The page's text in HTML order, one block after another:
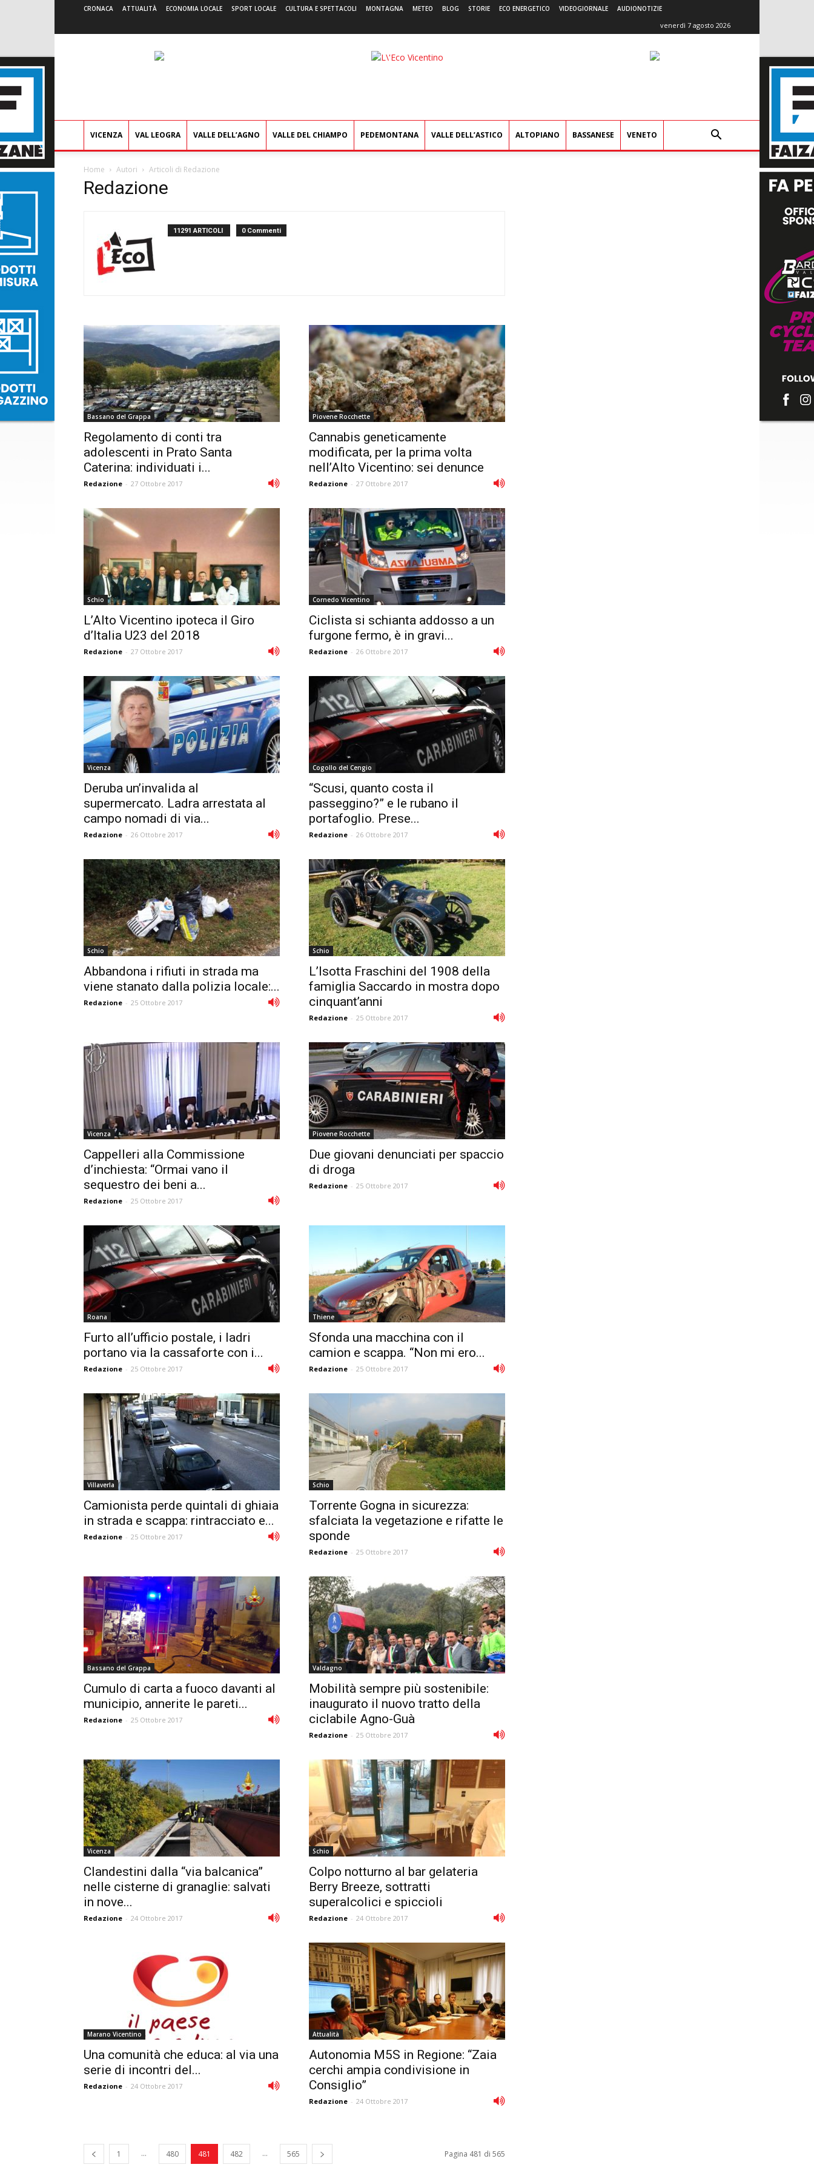
CRONACA ATTUALITÀ ECONOMIA LOCALE SPORT LOCALE CULTURA E SPETTACOLI MONTAGNA METEO BLOG STORIE ECO ENERGETICO VIDEOGIORNALE AUDIONOTIZIE
venerdì 7 agosto 2026
L'Eco
VICENZA VAL LEOGRA VALLE DELL’AGNO VALLE DEL CHIAMPO PEDEMONTANA VALLE DELL’ASTICO ALTOPIANO BASSANESE VENETO
Home Autori Articoli di Redazione
Redazione
11291 ARTICOLI 0 Commenti
Bassano del Grappa
Regolamento di conti tra
adolescenti in Prato Santa
Caterina: individuati i...
Redazione - 27 Ottobre 2017
Piovene Rocchette
Cannabis geneticamente
modificata, per la prima volta
nell’Alto Vicentino: sei denunce
Redazione - 27 Ottobre 2017
Schio
L’Alto Vicentino ipoteca il Giro
d’Italia U23 del 2018
Redazione - 27 Ottobre 2017
Cornedo Vicentino
Ciclista si schianta addosso a un
furgone fermo, è in gravi...
Redazione - 26 Ottobre 2017
Vicenza
Deruba un’invalida al
supermercato. Ladra arrestata al
campo nomadi di via...
Redazione - 26 Ottobre 2017
Cogollo del Cengio
“Scusi, quanto costa il
passeggino?” e le rubano il
portafoglio. Prese...
Redazione - 26 Ottobre 2017
Schio
Abbandona i rifiuti in strada ma
viene stanato dalla polizia locale:...
Redazione - 25 Ottobre 2017
Schio
L’Isotta Fraschini del 1908 della
famiglia Saccardo in mostra dopo
cinquant’anni
Redazione - 25 Ottobre 2017
Vicenza
Cappelleri alla Commissione
d’inchiesta: “Ormai vano il
sequestro dei beni a...
Redazione - 25 Ottobre 2017
Piovene Rocchette
Due giovani denunciati per spaccio
di droga
Redazione - 25 Ottobre 2017
Roana
Furto all’ufficio postale, i ladri
portano via la cassaforte con i...
Redazione - 25 Ottobre 2017
Thiene
Sfonda una macchina con il
camion e scappa. “Non mi ero...
Redazione - 25 Ottobre 2017
Villaverla
Camionista perde quintali di ghiaia
in strada e scappa: rintracciato e...
Redazione - 25 Ottobre 2017
Schio
Torrente Gogna in sicurezza:
sfalciata la vegetazione e rifatte le
sponde
Redazione - 25 Ottobre 2017
Bassano del Grappa
Cumulo di carta a fuoco davanti al
municipio, annerite le pareti...
Redazione - 25 Ottobre 2017
Valdagno
Mobilità sempre più sostenibile:
inaugurato il nuovo tratto della
ciclabile Agno-Guà
Redazione - 25 Ottobre 2017
Vicenza
Clandestini dalla “via balcanica”
nelle cisterne di granaglie: salvati
in nove...
Redazione - 24 Ottobre 2017
Schio
Colpo notturno al bar gelateria
Berry Breeze, sottratti
superalcolici e spiccioli
Redazione - 24 Ottobre 2017
Marano Vicentino
Una comunità che educa: al via una
serie di incontri del...
Redazione - 24 Ottobre 2017
Attualità
Autonomia M5S in Regione: “Zaia
cerchi ampia condivisione in
Consiglio”
Redazione - 24 Ottobre 2017
1 ... 480 481 482 ... 565 Pagina 481 di 565